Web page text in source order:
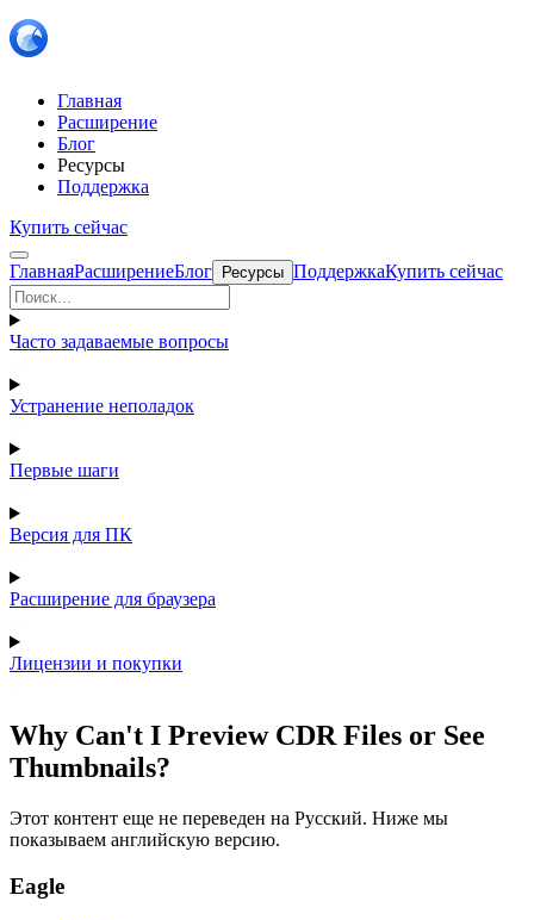
Главная
Расширение
Блог
Ресурсы
Поддержка
Купить сейчас
ГлавнаяРасширениеБлог Ресурсы ПоддержкаКупить сейчас
Часто задаваемые вопросы
Устранение неполадок
Первые шаги
Версия для ПК
Расширение для браузера
Лицензии и покупки
Why Can't I Preview CDR Files or See
Thumbnails?
Этот контент еще не переведен на Русский. Ниже мы
показываем английскую версию.
Eagle